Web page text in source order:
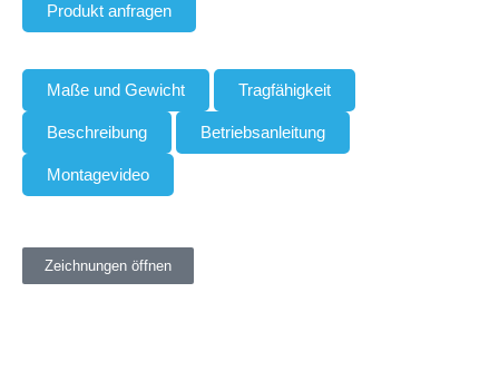
Produkt anfragen
Maße und Gewicht Tragfähigkeit
Beschreibung Betriebsanleitung
Montagevideo
Zeichnungen öffnen